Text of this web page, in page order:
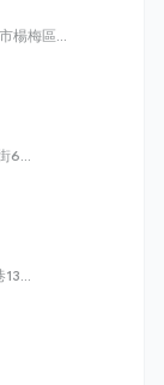
楊梅區高
6號
134